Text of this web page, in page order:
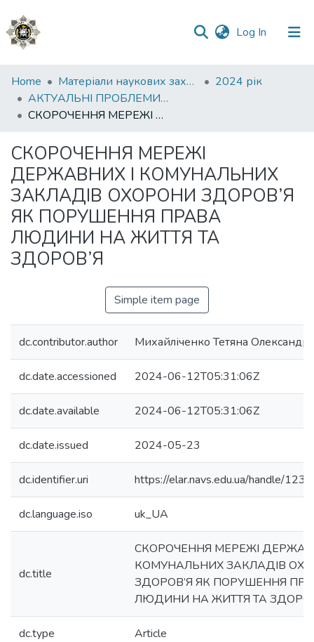
Log In (current)
Communities
&
Collections
Statistics
Home Матеріали наукових заходів
2024 рік
АКТУАЛЬНІ ПРОБЛЕМИ ОХОРОНИ І ЗАХИСТУ ПРАВ ТА СВОБОД ЛЮДИНИ І ГРОМАДЯНИНА В УМОВАХ ВОЄННОГО СТАНУ ТА ПІСЛЯВОЄННИЙ ПЕРІОД
СКОРОЧЕННЯ МЕРЕЖІ ДЕРЖАВНИХ І КОМУНАЛЬНИХ ЗАКЛАДІВ ОХОРОНИ ЗДОРОВ’Я ЯК ПОРУШЕННЯ ПРАВА ЛЮДИНИ НА ЖИТТЯ ТА ЗДОРОВ’Я
СКОРОЧЕННЯ МЕРЕЖІ
ДЕРЖАВНИХ І КОМУНАЛЬНИХ
ЗАКЛАДІВ ОХОРОНИ ЗДОРОВ’Я
ЯК ПОРУШЕННЯ ПРАВА
ЛЮДИНИ НА ЖИТТЯ ТА
ЗДОРОВ’Я
Simple item page
dc.contributor.author Михайліченко Тетяна
dc.date.accessioned 2024-06-12T05:31:06Z
dc.date.available 2024-06-12T05:31:06Z
dc.date.issued 2024-05-23
dc.identifier.uri https://elar.navs.edu.ua/handle/
dc.language.iso uk_UA
dc.title
СКОРОЧЕННЯ МЕРЕЖІ
КОМУНАЛЬНИХ ЗАКЛАДІВ
ЗДОРОВ’Я ЯК ПОРУШЕННЯ
ЛЮДИНИ НА ЖИТТЯ ТА
dc.type Article